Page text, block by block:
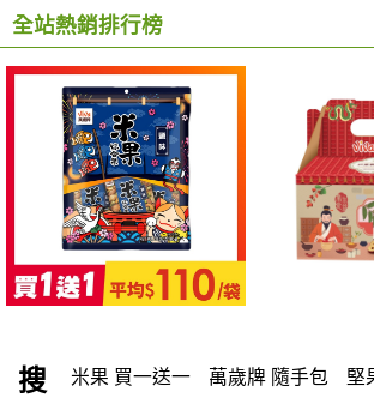
全站熱銷排行榜
搜 米果 買一送一 萬歲牌 隨手包 堅